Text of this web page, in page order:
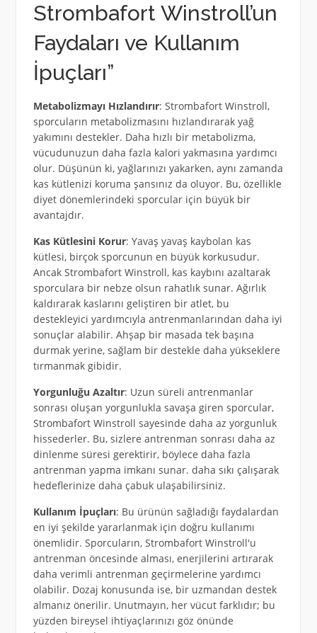
Strombafort Winstroll’un
Faydaları ve Kullanım
İpuçları”
Metabolizmayı Hızlandırır: Strombafort Winstroll,
sporcuların metabolizmasını hızlandırarak yağ
yakımını destekler. Daha hızlı bir metabolizma,
vücudunuzun daha fazla kalori yakmasına yardımcı
olur. Düşünün ki, yağlarınızı yakarken, aynı zamanda
kas kütlenizi koruma şansınız da oluyor. Bu, özellikle
diyet dönemlerindeki sporcular için büyük bir
avantajdır.
Kas Kütlesini Korur: Yavaş yavaş kaybolan kas
kütlesi, birçok sporcunun en büyük korkusudur.
Ancak Strombafort Winstroll, kas kaybını azaltarak
sporculara bir nebze olsun rahatlık sunar. Ağırlık
kaldırarak kaslarını geliştiren bir atlet, bu
destekleyici yardımcıyla antrenmanlarından daha iyi
sonuçlar alabilir. Ahşap bir masada tek başına
durmak yerine, sağlam bir destekle daha yükseklere
tırmanmak gibidir.
Yorgunluğu Azaltır: Uzun süreli antrenmanlar
sonrası oluşan yorgunlukla savaşa giren sporcular,
Strombafort Winstroll sayesinde daha az yorgunluk
hissederler. Bu, sizlere antrenman sonrası daha az
dinlenme süresi gerektirir, böylece daha fazla
antrenman yapma imkanı sunar. daha sıkı çalışarak
hedeflerinize daha çabuk ulaşabilirsiniz.
Kullanım İpuçları: Bu ürünün sağladığı faydalardan
en iyi şekilde yararlanmak için doğru kullanımı
önemlidir. Sporcuların, Strombafort Winstroll'u
antrenman öncesinde alması, enerjilerini artırarak
daha verimli antrenman geçirmelerine yardımcı
olabilir. Dozaj konusunda ise, bir uzmandan destek
almanız önerilir. Unutmayın, her vücut farklıdır; bu
yüzden bireysel ihtiyaçlarınızı göz önünde